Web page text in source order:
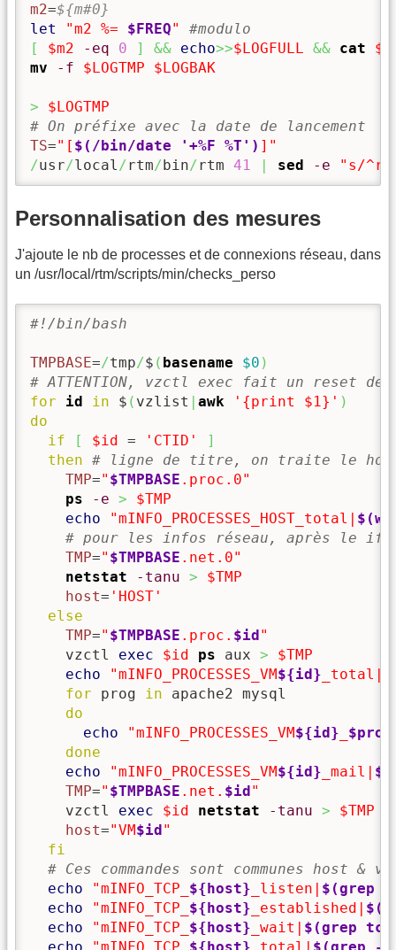
m2=${m#0}
let
"m2 %= $FREQ"
#modulo
[
$m2 -eq 0 ] && echo>>$LOGFULL && cat
mv
-f $LOGTMP $LOGBAK
>
$LOGTMP
# On préfixe avec la date de lancement
TS="[ $(/bin/date '+%F %T') ]"
/usr/local/rtm/ bin/rtm 41 sed -e "s/
Personnalisation des mesures
J'ajoute le nb de processes et de connexions réseau, dans
un /usr/local/rtm/scripts/min/checks_perso
#!/bin/bash
TMPBASE=/tmp/$ ( basename $0 )
# ATTENTION, vzctl exec fait un reset
for
id in $ ( vzlist awk '{print $1}' )
do
if
[ $id = 'CTID'
]
then # ligne de titre, on traite le
TMP=" $TMPBASE .proc.0"
ps
-e >
$TMP
echo
"mINFO_PROCESSES_HOST_total|
# pour les infos réseau, après le if
TMP=" $TMPBASE .net.0"
netstat
-tanu >
$TMP
host= 'HOST'
else
TMP=" $TMPBASE .proc. $id "
    vzctl
exec $id ps aux >
$TMP
echo
"mINFO_PROCESSES_VM${id} _total|
for prog in apache2 mysql
do
echo
"mINFO_PROCESSES_VM${id} $prog
done
echo
"mINFO_PROCESSES_VM${id} _mail|
TMP=" $TMPBASE .net. $id "
    vzctl
exec $id netstat -tanu >
$TMP
host="VM$id "
fi
# Ces commandes sont communes host & vm
echo
"mINFO_TCP_ ${host} _listen| $(grep
echo
"mINFO_TCP_ ${host} _established|
echo
"mINFO_TCP_ ${host} _wait| $(grep tcp